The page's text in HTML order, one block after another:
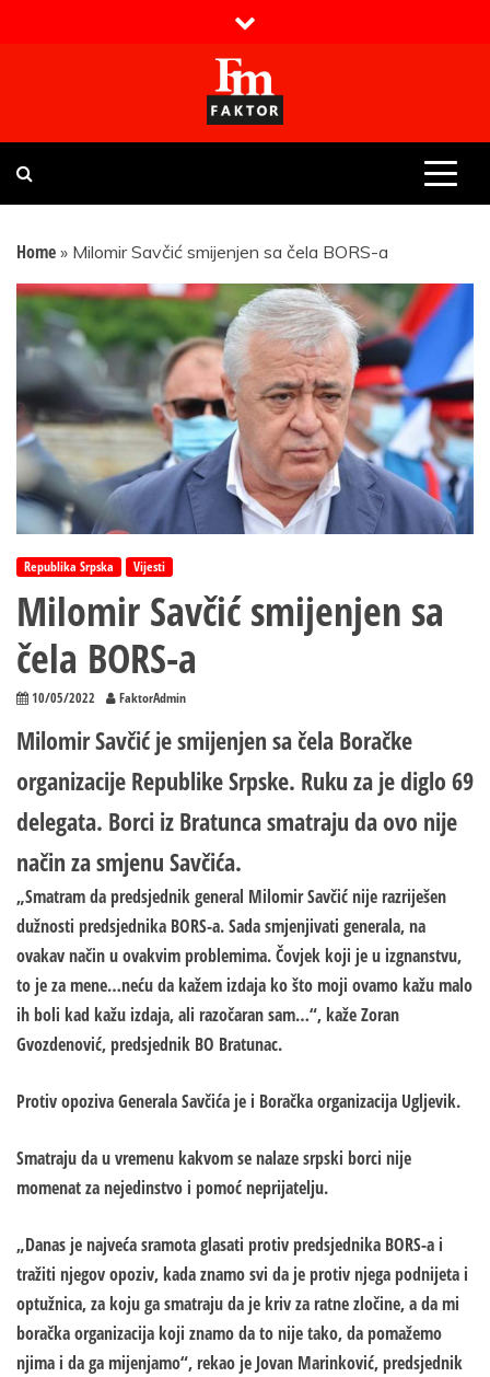
Faktor magazin
Uvijek presudan
Home » Milomir Savčić smijenjen sa čela BORS-a
Republika Srpska Vijesti
Milomir Savčić smijenjen sa
čela BORS-a
10/05/2022 FaktorAdmin
Milomir Savčić je smijenjen sa čela Boračke
organizacije Republike Srpske. Ruku za je diglo 69
delegata. Borci iz Bratunca smatraju da ovo nije
način za smjenu Savčića.
„Smatram da predsjednik general Milomir Savčić nije razriješen
dužnosti predsjednika BORS-a. Sada smjenjivati generala, na
ovakav način u ovakvim problemima. Čovjek koji je u izgnanstvu,
to je za mene…neću da kažem izdaja ko što moji ovamo kažu malo
ih boli kad kažu izdaja, ali razočaran sam…“, kaže Zoran
Gvozdenović, predsjednik BO Bratunac.
Protiv opoziva Generala Savčića je i Boračka organizacija Ugljevik.
Smatraju da u vremenu kakvom se nalaze srpski borci nije
momenat za nejedinstvo i pomoć neprijatelju.
„Danas je najveća sramota glasati protiv predsjednika BORS-a i
tražiti njegov opoziv, kada znamo svi da je protiv njega podnijeta i
optužnica, za koju ga smatraju da je kriv za ratne zločine, a da mi
boračka organizacija koji znamo da to nije tako, da pomažemo
njima i da ga mijenjamo“, rekao je Jovan Marinković, predsjednik